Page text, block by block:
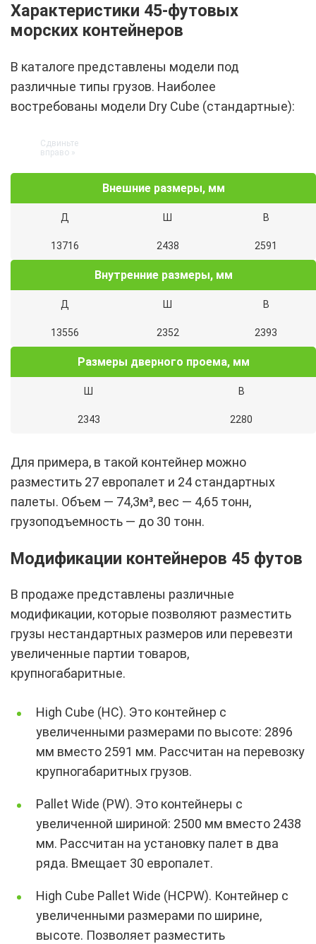
Характеристики 45-футовых
морских контейнеров
В каталоге представлены модели под
различные типы грузов. Наиболее
востребованы модели Dry Cube (стандартные):
Внешние размеры, мм
Д Ш В
13716 2438 2591
Внутренние размеры, мм
Д Ш В
13556 2352 2393
Размеры дверного проема, мм
Ш В
2343 2280
Для примера, в такой контейнер можно
разместить 27 европалет и 24 стандартных
палеты. Объем — 74,3м³, вес — 4,65 тонн,
грузоподъемность — до 30 тонн.
Модификации контейнеров 45 футов
В продаже представлены различные
модификации, которые позволяют разместить
грузы нестандартных размеров или перевезти
увеличенные партии товаров,
крупногабаритные.
High Cube (HC). Это контейнер с
увеличенными размерами по высоте: 2896
мм вместо 2591 мм. Рассчитан на перевозку
крупногабаритных грузов.
Pallet Wide (PW). Это контейнеры с
увеличенной шириной: 2500 мм вместо 2438
мм. Рассчитан на установку палет в два
ряда. Вмещает 30 европалет.
High Cube Pallet Wide (HCPW). Контейнер с
увеличенными размерами по ширине,
высоте. Позволяет разместить